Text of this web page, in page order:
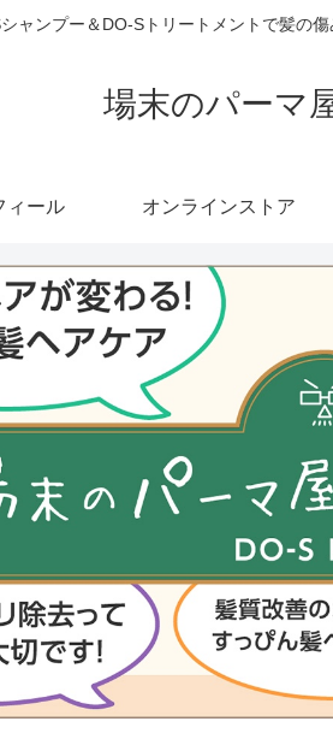
ャンプー＆DO-Sトリートメントで髪
場末のパーマ
ィール オンラインストア